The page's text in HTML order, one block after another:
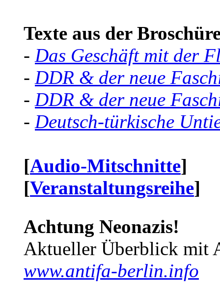
Texte aus der
- Das Geschäft mit der
- DDR & der neue
- DDR & der neue
- Deutsch-türkische
[Audio-Mitschnitte]
[Veranstaltungsreihe]
Achtung Neonazis!
Aktueller Überblick mit
www.antifa-berlin.info